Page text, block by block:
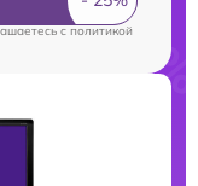
cполитикой